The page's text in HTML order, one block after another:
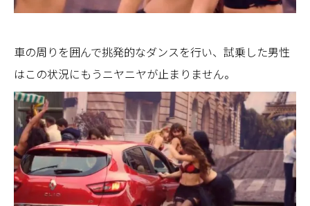
車の周りを囲んで挑発的なダンスを行い、試乗した男性
はこの状況にもうニヤニヤが止まりません。